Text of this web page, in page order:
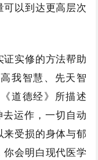
以到达更高层次
实修的方法帮助
我智慧、先天智
道德经》所描述
运作，一切自动
受损的身体与郁
会明白现代医学